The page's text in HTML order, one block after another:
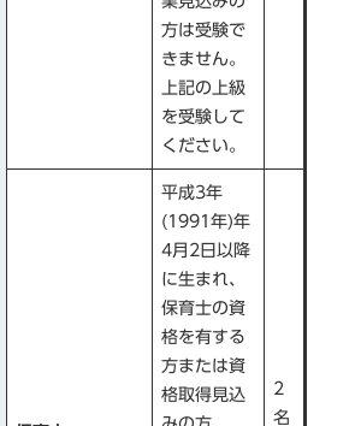
方は受験で
きません。
上記の上級
を受験して
ください。
平成3年
(1991年)年
4月2日以降
に生まれ、
保育士の資
格を有する
方または資
格取得見込
2
名